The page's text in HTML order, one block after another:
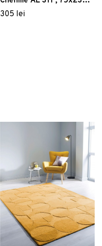
cm, Poliester , Multicolor
305 lei